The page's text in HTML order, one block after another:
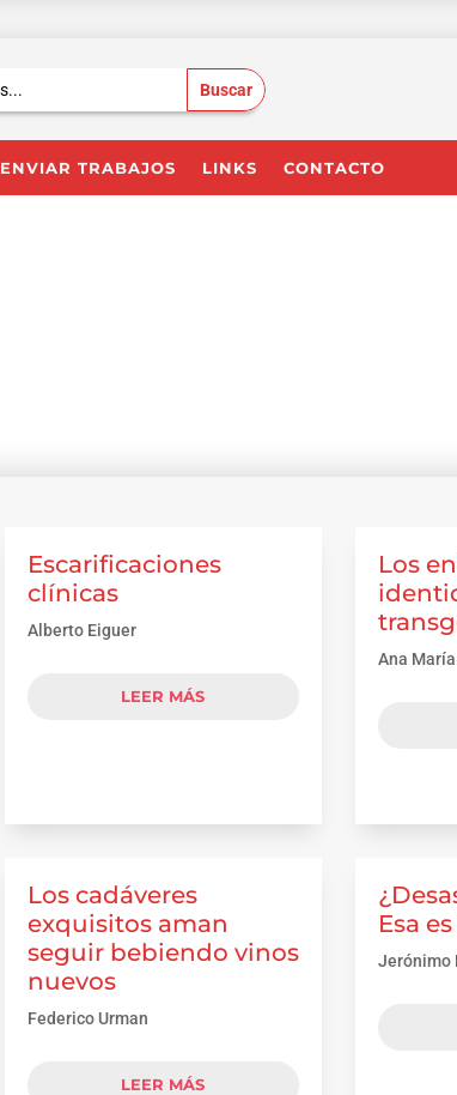
ENVIAR TRABAJOS LINKS CONTACTO
Escarificaciones
clínicas
Alberto Eiguer
LEER MÁS
Los cadáveres
exquisitos aman
seguir bebiendo vinos
nuevos
Federico Urman
LEER MÁS
Los
Ana
Esa
Jerónimo